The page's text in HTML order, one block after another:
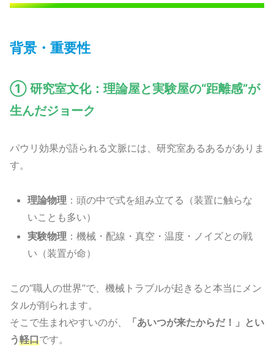
背景・重要性
① 研究室文化：理論屋と実験屋の“距離感”が
生んだジョーク
パウリ効果が語られる文脈には、研究室あるあるがありま
す。
理論物理 ：頭の中で式を組み立てる（装置に触らな
いことも多い）
実験物理 ：機械・配線・真空・温度・ノイズとの戦
い（装置が命）
この“職人の世界”で、機械トラブルが起きると本当にメン
タルが削られます。
そこで生まれやすいのが、
「あいつが来たからだ！」とい
う軽口です。